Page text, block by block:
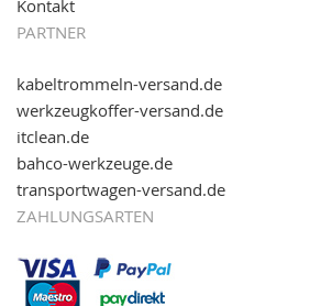
Kontakt
PARTNER
kabeltrommeln-versand.de
werkzeugkoffer-versand.de
itclean.de
bahco-werkzeuge.de
transportwagen-versand.de
ZAHLUNGSARTEN